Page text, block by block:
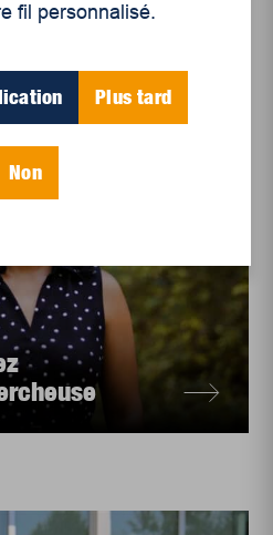
fil personnalisé.
Plus tard
Non